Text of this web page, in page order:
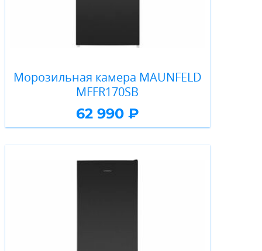
Морозильная камера MAUNFELD
MFFR170SB
62 990 ₽